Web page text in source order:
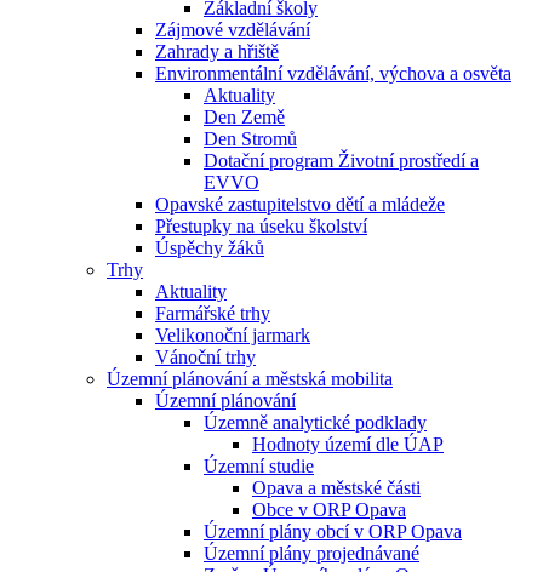
Základní školy
Zájmové vzdělávání
Zahrady a hřiště
Environmentální vzdělávání, výchova a osvěta
Aktuality
Den Země
Den Stromů
Dotační program Životní prostředí a
EVVO
Opavské zastupitelstvo dětí a mládeže
Přestupky na úseku školství
Úspěchy žáků
Trhy
Aktuality
Farmářské trhy
Velikonoční jarmark
Vánoční trhy
Územní plánování a městská mobilita
Územní plánování
Územně analytické podklady
Hodnoty území dle ÚAP
Územní studie
Opava a městské části
Obce v ORP Opava
Územní plány obcí v ORP Opava
Územní plány projednávané